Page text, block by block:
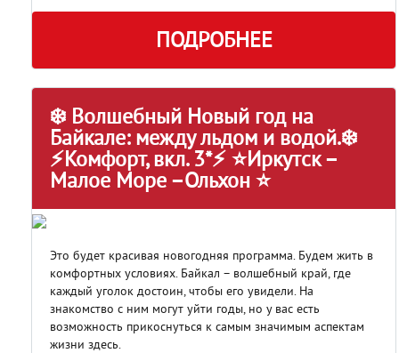
ПОДРОБНЕЕ
❄️ Волшебный Новый год на
Байкале: между льдом и водой.❄️
⚡Комфорт, вкл. 3*⚡ ⭐Иркутск –
Малое Море –Ольхон ⭐
Это будет красивая новогодняя программа. Будем жить в
комфортных условиях. Байкал – волшебный край, где
каждый уголок достоин, чтобы его увидели. На
знакомство с ним могут уйти годы, но у вас есть
возможность прикоснуться к самым значимым аспектам
жизни здесь.